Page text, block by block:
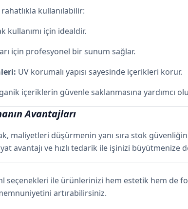
kullanılabilir:
kullanımı için idealdir.
için profesyonel bir sunum sağlar.
UV korumalı yapısı sayesinde içerikleri korur.
içeriklerin güvenle saklanmasına yardımcı
Avantajları
maliyetleri düşürmenin yanı sıra stok
avantajı ve hızlı tedarik ile işinizi büyütmenize
seçenekleri ile ürünlerinizi hem estetik hem de
artırabilirsiniz.